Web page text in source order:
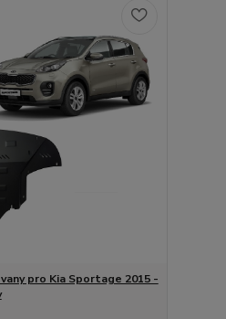
pro Kia Sportage 2015 -